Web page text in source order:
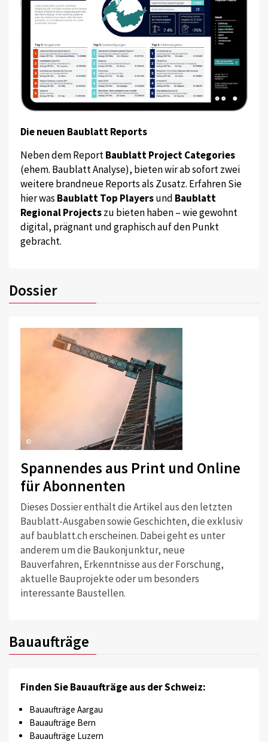
Die neuen Baublatt Reports
Neben dem ReportBaublatt Project Categories
(ehem. Baublatt Analyse), bieten wir ab sofort zwei
weitere brandneue Reports als Zusatz. Erfahren Sie
hier was Baublatt Top Playersund Baublatt
Regional Projectszu bieten haben – wie gewohnt
digital, prägnant und graphisch auf den Punkt
gebracht.
Dossier
©
Spannendes aus Print und Online
für Abonnenten
Dieses Dossier enthält die Artikel aus den letzten
Baublatt-Ausgaben sowie Geschichten, die exklusiv
auf baublatt.ch erscheinen. Dabei geht es unter
anderem um die Baukonjunktur, neue
Bauverfahren, Erkenntnisse aus der Forschung,
aktuelle Bauprojekte oder um besonders
interessante Baustellen.
Bauaufträge
Finden Sie Bauaufträge aus der Schweiz:
Bauaufträge Aargau
Bauaufträge Bern
Bauaufträge Luzern